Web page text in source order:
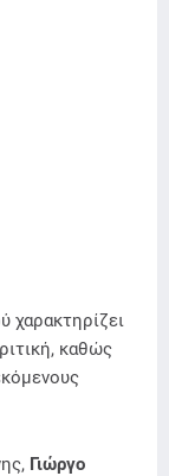
χαρακτηρίζει
καθώς
Γιώργο